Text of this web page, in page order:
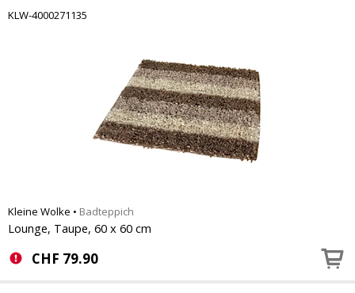
KLW-4000271135
Kleine Wolke • Badteppich
Lounge, Taupe, 60 x 60 cm
CHF 79.90